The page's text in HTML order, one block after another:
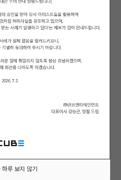
하루 보지 않기